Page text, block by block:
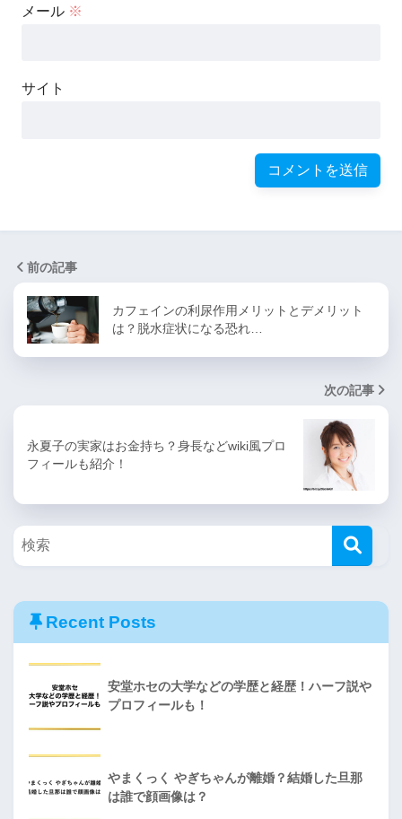
メール ※
サイト
前の記事
カフェインの利尿作用メリットとデメリット
は？脱水症状になる恐れ…
次の記事
永夏子の実家はお金持ち？身長などwiki風プロ
フィールも紹介！
Recent Posts
安堂ホセの大学などの学歴と経歴！ハーフ説や
プロフィールも！
やまくっく やぎちゃんが離婚？結婚した旦那
は誰で顔画像は？